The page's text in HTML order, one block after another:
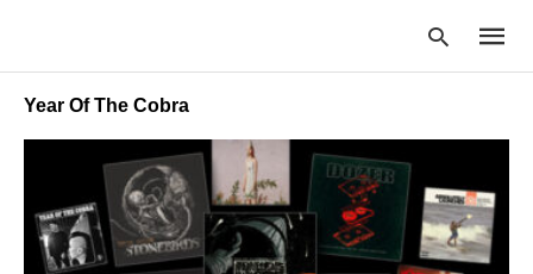
Type
your
search
query
and
Year Of The Cobra